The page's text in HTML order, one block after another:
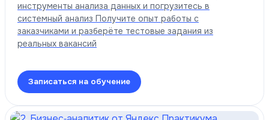
инструменты анализа данных и погрузитесь в
системный анализ Получите опыт работы с
заказчиками и разберёте тестовые задания из
реальных вакансий
Записаться на обучение